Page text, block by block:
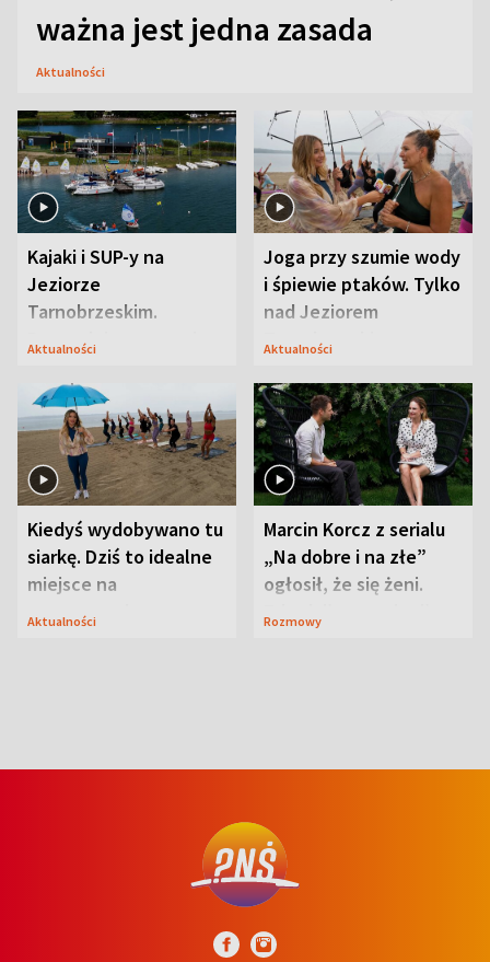
ważna jest jedna zasada
Aktualności
Kajaki i SUP-y na
Jeziorze
Tarnobrzeskim.
Przyrodnicy zwracają
Aktualności
Joga przy szumie wody
i śpiewie ptaków. Tylko
nad Jeziorem
Tarnobrzeskim
Aktualności
Kiedyś wydobywano tu
siarkę. Dziś to idealne
miejsce na
wypoczynek
Aktualności
Marcin Korcz z serialu
„Na dobre i na złe”
ogłosił, że się żeni.
Zdradził, co zmienił
Rozmowy